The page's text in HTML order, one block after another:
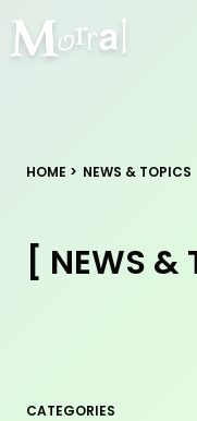
HOME NEWS & TOPICS
[ NEWS &
CATEGORIES